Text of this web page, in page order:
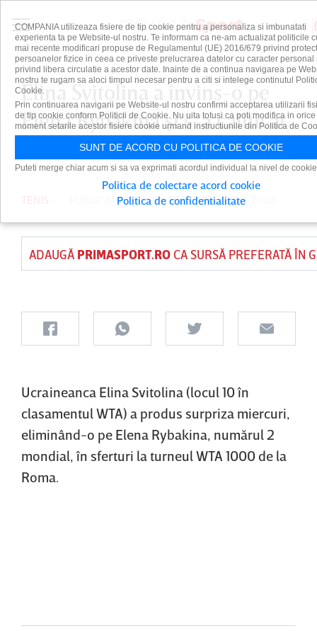
Elina Svitolina a învins-o pe
Elena Rybakina şi s-a calificat
în semifinale la Roma
PUBLICAT DEPRIMA SPORTPE 14 MAI 2026
ADAUGĂ PRIMASPORT.ROCA SURSĂ PREFERATĂ ÎN
Ucraineanca Elina Svitolina (locul 10 în
clasamentul WTA) a produs surpriza miercuri,
eliminând-o pe Elena Rybakina, numărul 2
mondial, în sferturi la turneul WTA 1000 de la
Roma.
COMPANIA utilizeaza fisiere de tip cookie pentru a personaliza si imbunatati
experienta ta pe Website-ul nostru. Te informam ca ne-am actualizat politicile
mai recente modificari propuse de Regulamentul (UE) 2016/679 privind
persoanelor fizice in ceea ce priveste prelucrarea datelor cu caracter personal
privind libera circulatie a acestor date. Inainte de a continua navigarea pe
nostru te rugam sa aloci timpul necesar pentru a citi si intelege continutul
Cookie.
Prin continuarea navigarii pe Website-ul nostru confirmi acceptarea utilizarii
de tip cookie conform Politicii de Cookie. Nu uita totusi ca poti modifica in orice
moment setarile acestor fisiere cookie urmand instructiunile din Politica de
SUNT DE ACORD CU POLITICA DE COOKIE
Puteti merge chiar acum si sa va exprimati acordul individual la nivel de
Politica de colectare acord cookie
Politica de confidentialitate